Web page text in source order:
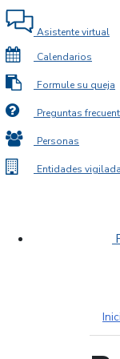
Asistente virtual
Calendarios
Formule su queja
Preguntas
Personas
Entidades